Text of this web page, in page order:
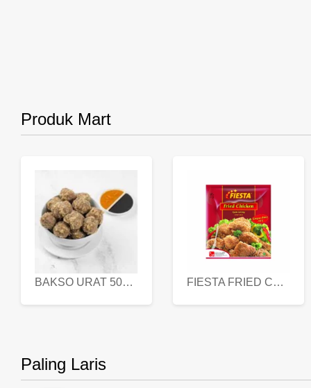
Produk Mart
BAKSO URAT 500 GR FIESTA FRIED CHICKEN 500 GR
Paling Laris